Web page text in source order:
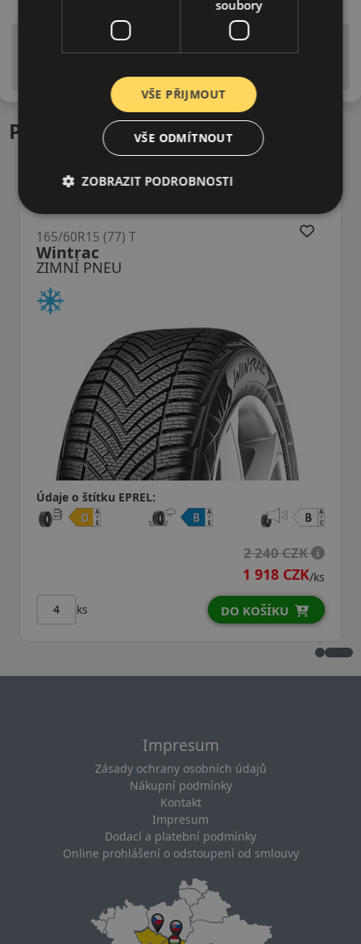
Upozornění! Hodnoty na štítku jsou pouze
informativního charakteru. Mohou být dodány pneumatiky
is EU štítky ve smyslu dosud platné (předchozí) legislativy.
Podobné produkty
PNEU
60R15 (77) T
o štítku EPREL:
2 240 CZK
1 918 CZK/ks
DO KOŠÍKU
Impresum
Zásady ochrany osobních údajů
Nákupní podmínky
Kontakt
Impresum
Dodací a platební podmínky
Online prohlášení o odstoupení od smlouvy
soubory
VŠE PŘIJMOUT
VŠE ODMÍTNOUT
ZOBRAZIT PODROBNOSTI